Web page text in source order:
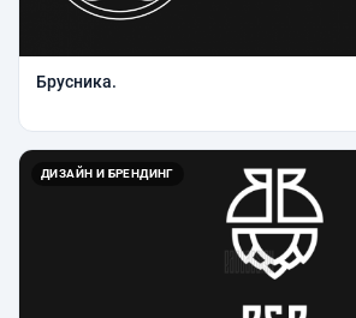
Брусника.
ДИЗАЙН И БРЕНДИНГ